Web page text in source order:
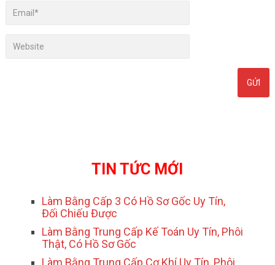
TIN TỨC MỚI
Làm Bằng Cấp 3 Có Hồ Sơ Gốc Uy Tín,
Đối Chiếu Được
Làm Bằng Trung Cấp Kế Toán Uy Tín, Phôi
Thật, Có Hồ Sơ Gốc
Làm Bằng Trung Cấp Cơ Khí Uy Tín, Phôi